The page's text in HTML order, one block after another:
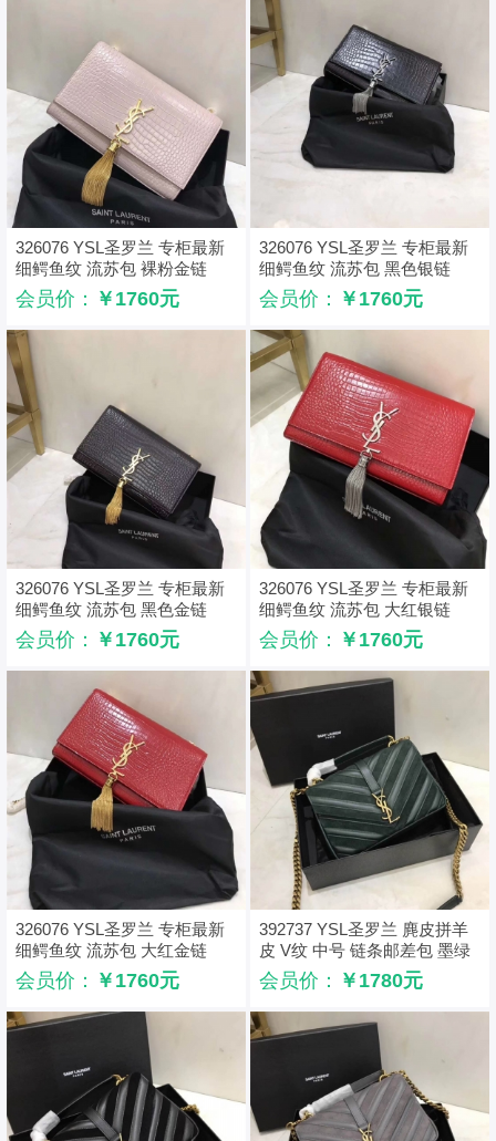
326076 YSL圣罗兰 专柜最新
细鳄鱼纹 流苏包 裸粉金链
会员价： ￥1760元
326076 YSL圣罗兰 专柜最新
细鳄鱼纹 流苏包 黑色银链
会员价： ￥1760元
326076 YSL圣罗兰 专柜最新
细鳄鱼纹 流苏包 黑色金链
会员价： ￥1760元
326076 YSL圣罗兰 专柜最新
细鳄鱼纹 流苏包 大红银链
会员价： ￥1760元
326076 YSL圣罗兰 专柜最新
细鳄鱼纹 流苏包 大红金链
会员价： ￥1760元
392737 YSL圣罗兰 麂皮拼羊
皮 V纹 中号 链条邮差包 墨绿
色
会员价： ￥1780元